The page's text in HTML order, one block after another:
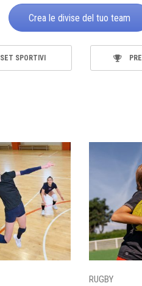
Crea le divise del tuo team
SET SPORTIVI
RUGBY